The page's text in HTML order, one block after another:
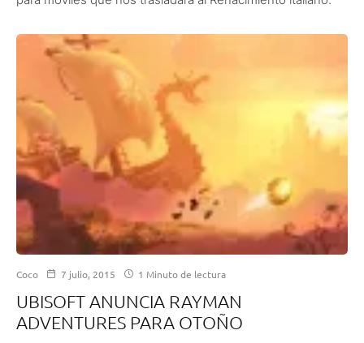
Coco 7 julio, 2015 1 Minuto de lectura
UBISOFT ANUNCIA RAYMAN
ADVENTURES PARA OTOÑO